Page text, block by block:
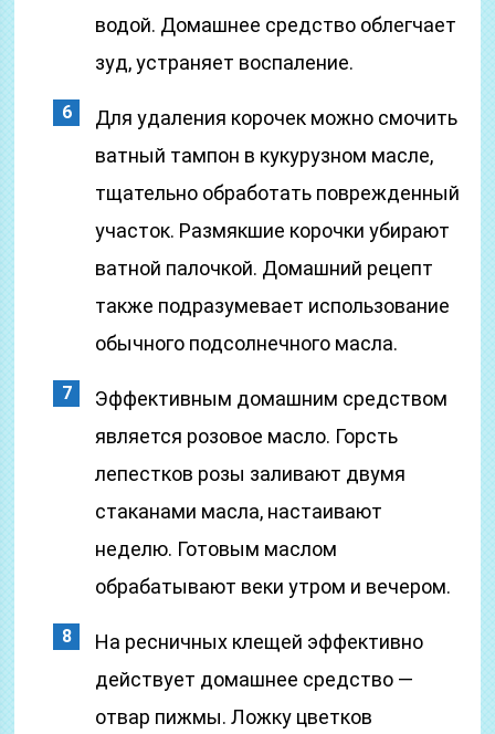
водой. Домашнее средство облегчает
зуд, устраняет воспаление.
Для удаления корочек можно смочить
ватный тампон в кукурузном масле,
тщательно обработать поврежденный
участок. Размякшие корочки убирают
ватной палочкой. Домашний рецепт
также подразумевает использование
обычного подсолнечного масла.
Эффективным домашним средством
является розовое масло. Горсть
лепестков розы заливают двумя
стаканами масла, настаивают
неделю. Готовым маслом
обрабатывают веки утром и вечером.
На ресничных клещей эффективно
действует домашнее средство —
отвар пижмы. Ложку цветков